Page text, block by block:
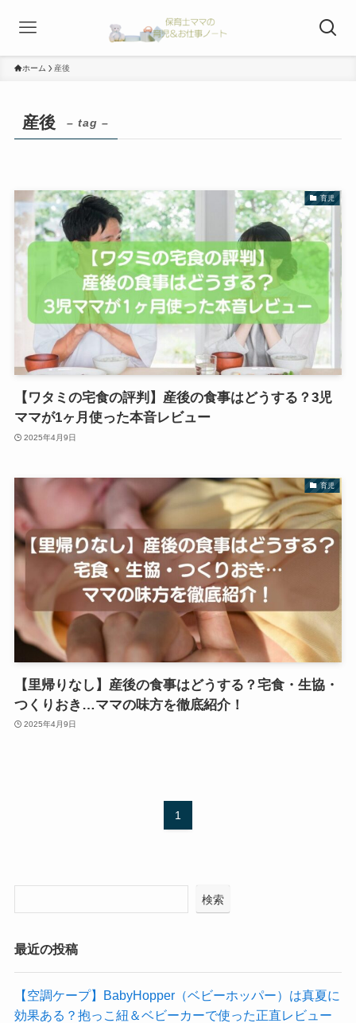
ホーム 産後
産後 – tag –
育児
【ワタミの宅食の評判】産後の食事はどうする？3児
ママが1ヶ月使った本音レビュー
2025年4月9日
育児
【里帰りなし】産後の食事はどうする？宅食・生協・
つくりおき…ママの味方を徹底紹介！
2025年4月9日
1
検索
最近の投稿
【空調ケープ】BabyHopper（ベビーホッパー）は真夏に
効果ある？抱っこ紐＆ベビーカーで使った正直レビュー